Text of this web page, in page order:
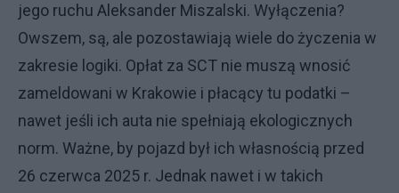
jego ruchu Aleksander Miszalski. Wyłączenia?
Owszem, są, ale pozostawiają wiele do życzenia w
zakresie logiki. Opłat za SCT nie muszą wnosić
zameldowani w Krakowie i płacący tu podatki –
nawet jeśli ich auta nie spełniają ekologicznych
norm. Ważne, by pojazd był ich własnością przed
26 czerwca 2025 r. Jednak nawet i w takich